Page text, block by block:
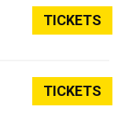
TICKETS
TICKETS